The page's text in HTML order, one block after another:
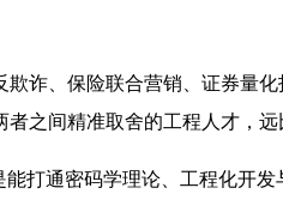
诈、保险联合营销、证券
之间精准取舍的工程人才，远
打通密码学理论、工程化开发